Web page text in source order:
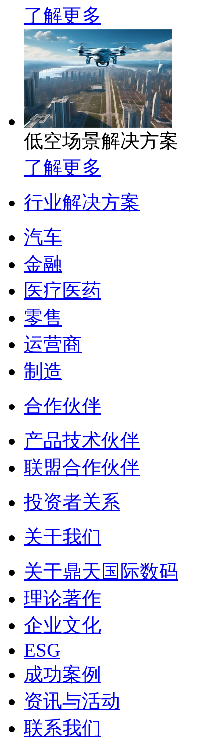
了解更多
低空场景解决方案
了解更多
行业解决方案
汽车
金融
医疗医药
零售
运营商
制造
合作伙伴
产品技术伙伴
联盟合作伙伴
投资者关系
关于我们
关于鼎天国际数码
理论著作
企业文化
ESG
成功案例
资讯与活动
联系我们